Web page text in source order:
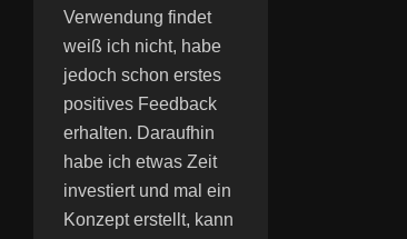
Verwendung findet
weiß ich nicht, habe
jedoch schon erstes
positives Feedback
erhalten. Daraufhin
habe ich etwas Zeit
investiert und mal ein
Konzept erstellt, kann